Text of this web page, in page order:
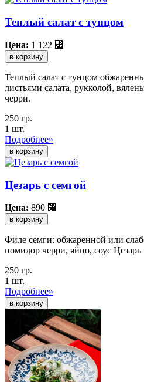
Теплый салат с тунцом
Цена: 1 122 ⃏
в корзину
Теплый салат с тунцом
листьями салата, рукколой,
черри.
250 гр.
1 шт.
Подробнее»
Цезарь с семгой
Цена: 890 ⃏
в корзину
Филе семги: обжаренной или
помидор черри, яйцо, соус Цезарь
250 гр.
1 шт.
Подробнее»